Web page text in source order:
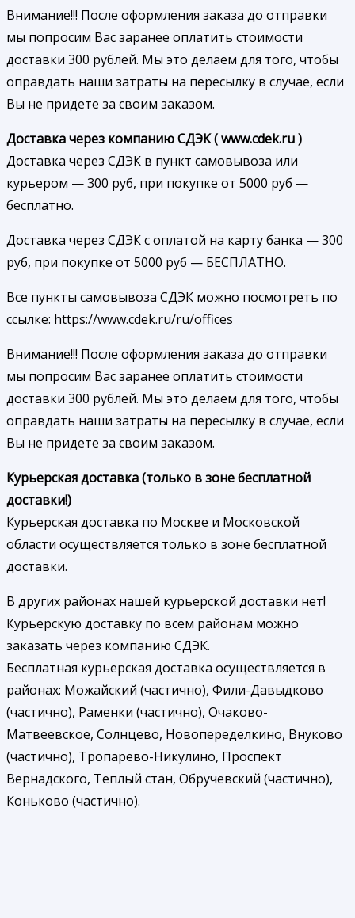
Внимание!!! После оформления заказа до отправки
мы попросим Вас заранее оплатить стоимости
доставки 300 рублей. Мы это делаем для того, чтобы
оправдать наши затраты на пересылку в случае, если
Вы не придете за своим заказом.
Доставка через компанию СДЭК ( www.cdek.ru )
Доставка через СДЭК в пункт самовывоза или
курьером — 300 руб, при покупке от 5000 руб —
бесплатно.
Доставка через СДЭК с оплатой на карту банка — 300
руб, при покупке от 5000 руб — БЕСПЛАТНО.
Все пункты самовывоза СДЭК можно посмотреть по
ссылке: https://www.cdek.ru/ru/offices
Внимание!!! После оформления заказа до отправки
мы попросим Вас заранее оплатить стоимости
доставки 300 рублей. Мы это делаем для того, чтобы
оправдать наши затраты на пересылку в случае, если
Вы не придете за своим заказом.
Курьерская доставка (только в зоне бесплатной
доставки!)
Курьерская доставка по Москве и Московской
области осуществляется только в зоне бесплатной
доставки.
В других районах нашей курьерской доставки нет!
Курьерскую доставку по всем районам можно
заказать через компанию СДЭК.
Бесплатная курьерская доставка осуществляется в
районах: Можайский (частично), Фили-Давыдково
(частично), Раменки (частично), Очаково-
Матвеевское, Солнцево, Новопеределкино, Внуково
(частично), Тропарево-Никулино, Проспект
Вернадского, Теплый стан, Обручевский (частично),
Коньково (частично).